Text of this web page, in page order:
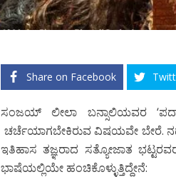
Share on Facebook
ಸಂಜಯ್ ಲೀಲಾ ಬನ್ಸಾಲಿಯವರ
ಚರ್ಚೆಯಾಗಬೇಕಿರುವ ವಿಷಯವೇ ಬೇರೆ.
ಇತಿಹಾಸ ತಜ್ಞರಾದ ಸತ್ಯೋಜಾತ
ಭಾಷೆಯಲ್ಲಿಯೇ ಹಂಚಿಕೊಳ್ಳುತ್ತಿದ್ದೇನೆ: